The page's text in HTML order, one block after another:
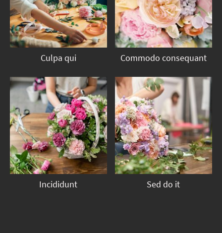
Culpa qui Commodo consequant
Incididunt Sed do it